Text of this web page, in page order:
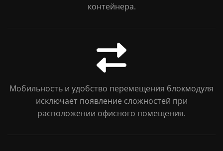
контейнера.
Мобильность и удобство перемещения блокмодуля
исключает появление сложностей при
расположении офисного помещения.